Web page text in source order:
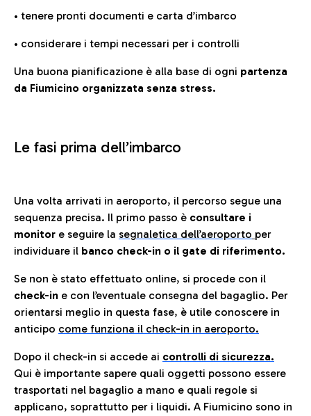
• tenere pronti documenti e carta d’imbarco
• considerare i tempi necessari per i controlli
Una buona pianificazione è alla base di ogni partenza
da Fiumicino organizzata senza stress.
Le fasi prima dell’imbarco
Una volta arrivati in aeroporto, il percorso segue una
sequenza precisa. Il primo passo è consultare i
monitor e seguire la segnaletica dell’aeroporto per
individuare il banco check-in o il gate di riferimento.
Se non è stato effettuato online, si procede con il
check-in e con l’eventuale consegna del bagaglio. Per
orientarsi meglio in questa fase, è utile conoscere in
anticipo come funziona il check-in in aeroporto.
Dopo il check-in si accede ai controlli di sicurezza.
Qui è importante sapere quali oggetti possono essere
trasportati nel bagaglio a mano e quali regole si
applicano, soprattutto per i liquidi. A Fiumicino sono in